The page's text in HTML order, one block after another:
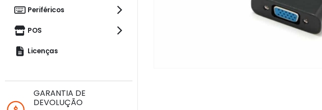
Periféricos
POS
Licenças
GARANTIA DE
DEVOLUÇÃO